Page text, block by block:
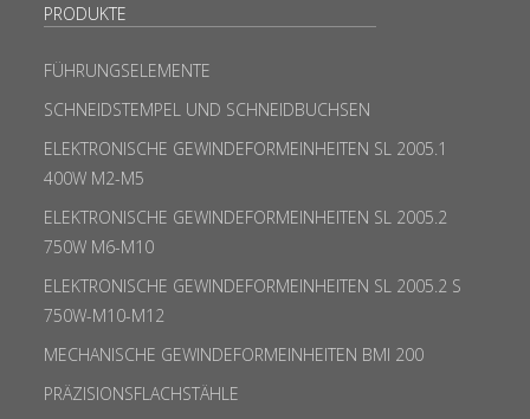
PRODUKTE
FÜHRUNGSELEMENTE
SCHNEIDSTEMPEL UND SCHNEIDBUCHSEN
ELEKTRONISCHE GEWINDEFORMEINHEITEN SL 2005.1
400W M2-M5
ELEKTRONISCHE GEWINDEFORMEINHEITEN SL 2005.2
750W M6-M10
ELEKTRONISCHE GEWINDEFORMEINHEITEN SL 2005.2 S
750W-M10-M12
MECHANISCHE GEWINDEFORMEINHEITEN BMI 200
PRÄZISIONSFLACHSTÄHLE